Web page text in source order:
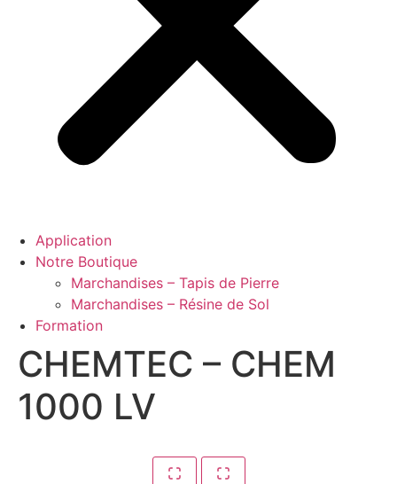
Application
Notre Boutique
Marchandises – Tapis de Pierre
Marchandises – Résine de Sol
Formation
CHEMTEC – CHEM
1000 LV